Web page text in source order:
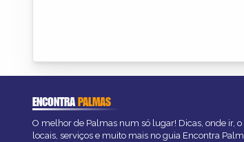
ENCONTRAPALMAS
O melhor de Palmas num só lugar! Dicas, onde ir,
locais, serviços e muito mais no guia Encontra